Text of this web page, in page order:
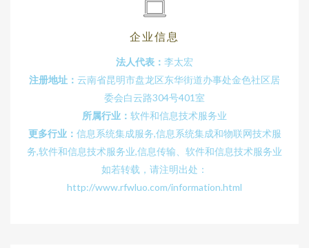
企业信息
法人代表： 李太宏
注册地址： 云南省昆明市盘龙区东华街道办事处金色社区居
委会白云路304号401室
所属行业： 软件和信息技术服务业
更多行业： 信息系统集成服务,信息系统集成和物联网技术服
务,软件和信息技术服务业,信息传输、软件和信息技术服务业
如若转载，请注明出处：
http://www.rfwluo.com/information.html